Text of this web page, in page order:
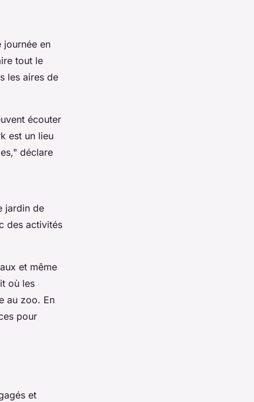
journée en
tout le
les aires de
écouter
est un lieu
déclare
jardin de
des activités
et même
où les
au zoo. En
pour
et